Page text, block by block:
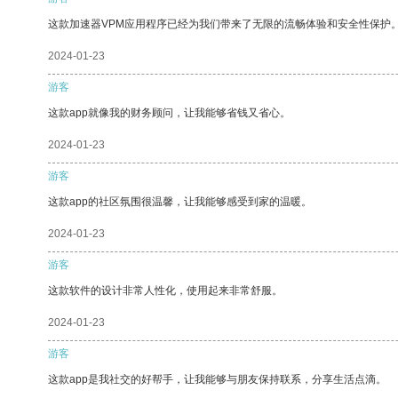
这款加速器VPM应用程序已经为我们带来了无限的流畅体验和安全性保护
2024-01-23
游客
这款app就像我的财务顾问，让我能够省钱又省心。
2024-01-23
游客
这款app的社区氛围很温馨，让我能够感受到家的温暖。
2024-01-23
游客
这款软件的设计非常人性化，使用起来非常舒服。
2024-01-23
游客
这款app是我社交的好帮手，让我能够与朋友保持联系，分享生活点滴。